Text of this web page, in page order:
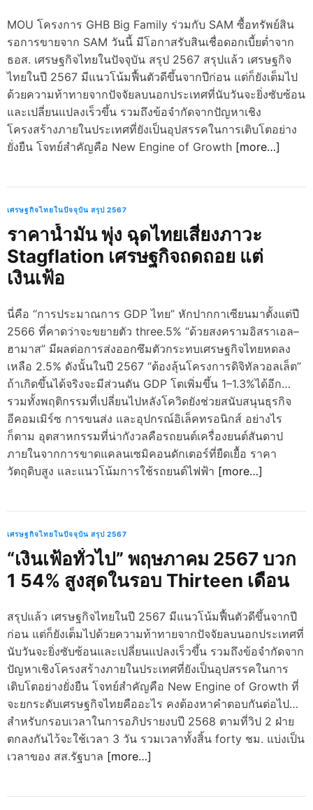
MOU โครงการ GHB Big Family ร่วมกับ SAM ซื้อทรัพย์สิน
รอการขายจาก SAM วันนี้ มีโอกาสรับสินเชื่อดอกเบี้ยต่ำจาก
ธอส. เศรษฐกิจไทยในปัจจุบัน สรุป 2567 สรุปแล้ว เศรษฐกิจ
ไทยในปี 2567 มีแนวโน้มฟื้นตัวดีขึ้นจากปีก่อน แต่ก็ยังเต็มไป
ด้วยความท้าทายจากปัจจัยลบนอกประเทศที่นับวันจะยิ่งซับซ้อน
และเปลี่ยนแปลงเร็วขึ้น รวมถึงข้อจำกัดจากปัญหาเชิง
โครงสร้างภายในประเทศที่ยังเป็นอุปสรรคในการเติบโตอย่าง
ยั่งยืน โจทย์สำคัญคือ New Engine of Growth [more…]
เศรษฐกิจไทยในปัจจุบัน สรุป 2567
ราคาน้ำมัน พุ่ง ฉุดไทยเสี่ยงภาวะ
Stagflation เศรษฐกิจถดถอย แต่
เงินเฟ้อ
นี่คือ “การประมาณการ GDP ไทย” หักปากกาเซียนมาตั้งแต่ปี
2566 ที่คาดว่าจะขยายตัว three.5% “ด้วยสงครามอิสราเอล–
ฮามาส” มีผลต่อการส่งออกซึมตัวกระทบเศรษฐกิจไทยหดลง
เหลือ 2.5% ดังนั้นในปี 2567 “ต้องลุ้นโครงการดิจิทัลวอลเล็ต”
ถ้าเกิดขึ้นได้จริงจะมีส่วนดัน GDP โตเพิ่มขึ้น 1–1.3%ได้อีก…
รวมทั้งพฤติกรรมที่เปลี่ยนไปหลังโควิดยังช่วยสนับสนุนธุรกิจ
อีคอมเมิร์ซ การขนส่ง และอุปกรณ์อิเล็คทรอนิกส์ อย่างไร
ก็ตาม อุตสาหกรรมที่น่ากังวลคือรถยนต์เครื่องยนต์สันดาป
ภายในจากการขาดแคลนเซมิคอนดักเตอร์ที่ยืดเยื้อ ราคา
วัตถุดิบสูง และแนวโน้มการใช้รถยนต์ไฟฟ้า [more…]
เศรษฐกิจไทยในปัจจุบัน สรุป 2567
“เงินเฟ้อทั่วไป” พฤษภาคม 2567 บวก
1 54% สูงสุดในรอบ Thirteen เดือน
สรุปแล้ว เศรษฐกิจไทยในปี 2567 มีแนวโน้มฟื้นตัวดีขึ้นจากปี
ก่อน แต่ก็ยังเต็มไปด้วยความท้าทายจากปัจจัยลบนอกประเทศที่
นับวันจะยิ่งซับซ้อนและเปลี่ยนแปลงเร็วขึ้น รวมถึงข้อจำกัดจาก
ปัญหาเชิงโครงสร้างภายในประเทศที่ยังเป็นอุปสรรคในการ
เติบโตอย่างยั่งยืน โจทย์สำคัญคือ New Engine of Growth ที่
จะยกระดับเศรษฐกิจไทยคืออะไร คงต้องหาคำตอบกันต่อไป…
สำหรับกรอบเวลาในการอภิปรายงบปี 2568 ตามที่วิป 2 ฝ่าย
ตกลงกันไว้จะใช้เวลา 3 วัน รวมเวลาทั้งสิ้น forty ชม. แบ่งเป็น
เวลาของ สส.รัฐบาล [more…]